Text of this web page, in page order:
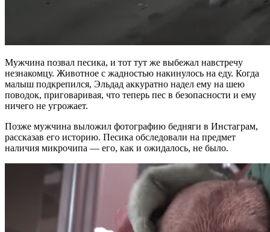
Мужчина позвал песика, и тот тут же выбежал навстречу
незнакомцу. Животное с жадностью накинулось на еду. Когда
малыш подкрепился, Эльдад аккуратно надел ему на шею
поводок, приговаривая, что теперь пес в безопасности и ему
ничего не угрожает.
Позже мужчина выложил фотографию бедняги в Инстаграм,
рассказав его историю. Песика обследовали на предмет
наличия микрочипа — его, как и ожидалось, не было.